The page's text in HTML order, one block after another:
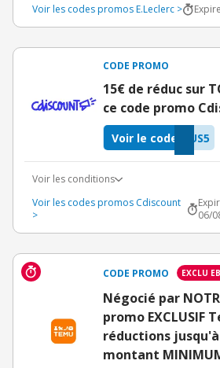
Voir les codes promos E.Leclerc >
CODE PROMO
15€ de réduc sur
ce code promo
US5
Voir le code
Voir les conditions
Voir les codes promos Cdiscount
>
06/
CODE PROMO EXCLU
Négocié par
promo EXCLUSIF
réductions jusqu'à
montant